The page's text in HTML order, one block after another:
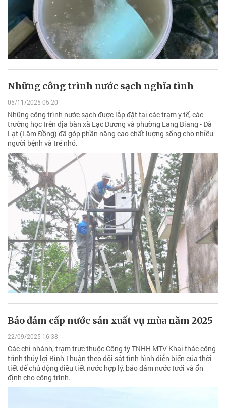
Những công trình nước sạch nghĩa tình
05/11/2025 05:20
Những công trình nước sạch được lắp đặt tại các trạm y tế, các
trường học trên địa bàn xã Lạc Dương và phường Lang Biang - Đà
Lạt (Lâm Đồng) đã góp phần nâng cao chất lượng sống cho nhiều
người bệnh và trẻ nhỏ.
Bảo đảm cấp nước sản xuất vụ mùa năm 2025
22/09/2025 16:38
Các chi nhánh, trạm trực thuộc Công ty TNHH MTV Khai thác công
trình thủy lợi Bình Thuận theo dõi sát tình hình diễn biến của thời
tiết để chủ động điều tiết nước hợp lý, bảo đảm nước tưới và ổn
định cho công trình.